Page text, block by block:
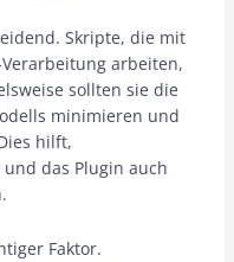
Skripte, die mit
arbeiten,
sollten sie die
minimieren und
hilft,
das Plugin auch
Faktor.